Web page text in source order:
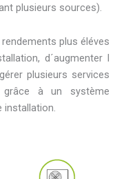
plusieurs sources).
plus éléves
d´augmenter l
plusieurs services
grâce à un système
installation.